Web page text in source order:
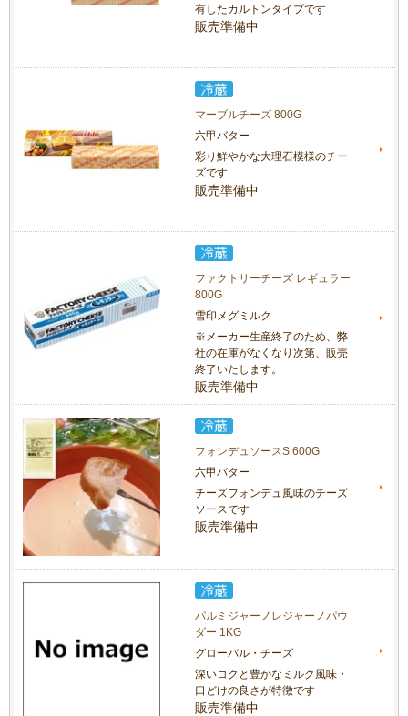
有したカルトンタイプです
販売準備中
マーブルチーズ 800G
六甲バター
彩り鮮やかな大理石模様のチー
ズです
販売準備中
ファクトリーチーズ レギュラー
800G
雪印メグミルク
※メーカー生産終了のため、弊
社の在庫がなくなり次第、販売
終了いたします。
販売準備中
フォンデュソースS 600G
六甲バター
チーズフォンデュ風味のチーズ
ソースです
販売準備中
パルミジャーノレジャーノパウ
ダー 1KG
グローバル・チーズ
深いコクと豊かなミルク風味・
口どけの良さが特徴です
販売準備中